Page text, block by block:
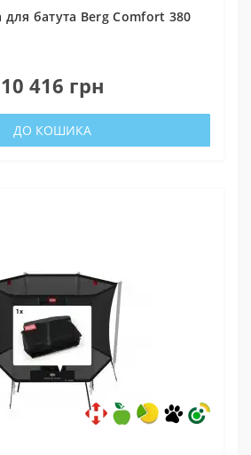
для батута Berg Comfort 380
10 416 грн
ДО КОШИКА